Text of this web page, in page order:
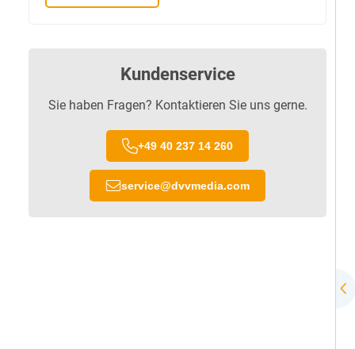
Kundenservice
Sie haben Fragen? Kontaktieren Sie uns gerne.
+49 40 237 14 260
service@dvvmedia.com